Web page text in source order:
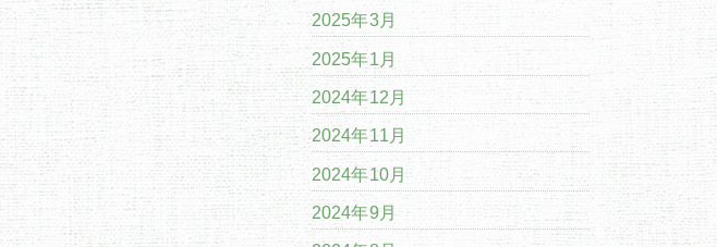
2025年3月
2025年1月
2024年12月
2024年11月
2024年10月
2024年9月